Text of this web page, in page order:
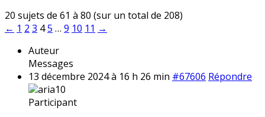
20 sujets de 61 à 80 (sur un total de 208)
← 1 2 3 45 … 9 10 11 →
Auteur
Messages
13 décembre 2024 à 16 h 26 min #67606 Répondre
aria10
Participant